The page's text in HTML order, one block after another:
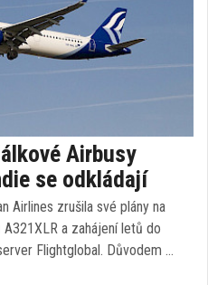
Airbusy
se odkládají
Airlines zrušila své plány na
a zahájení letů do
Flightglobal. Důvodem …